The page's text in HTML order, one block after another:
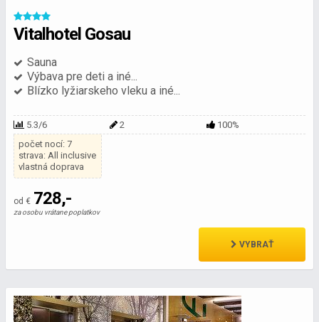
Vitalhotel Gosau
Sauna
Výbava pre deti a iné...
Blízko lyžiarskeho vleku a iné...
5.3/6 2
100%
počet nocí: 7
strava: All inclusive
vlastná doprava
od € 728,-
za osobu vrátane poplatkov
VYBRAŤ